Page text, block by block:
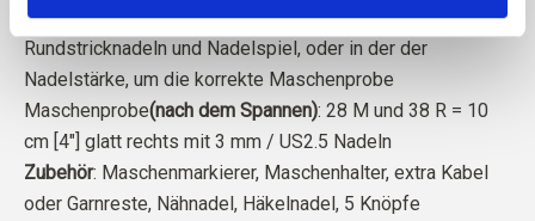
Nadeln: 2,5 mm / US1,5 und 3 mm / US2,5
Rundstricknadeln und Nadelspiel, oder in der der
Nadelstärke, um die korrekte Maschenprobe
Maschenprobe(nach dem Spannen): 28 M und 38 R = 10
cm [4"] glatt rechts mit 3 mm / US2.5 Nadeln
Zubehör: Maschenmarkierer, Maschenhalter, extra Kabel
oder Garnreste, Nähnadel, Häkelnadel, 5 Knöpfe